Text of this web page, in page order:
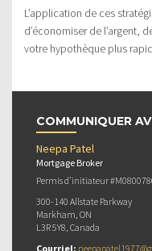
L’application de ces
d’économiser de l’argent,
votre hypothèque plus
COMMUNIQUER
Neepa Patel
Mortgage Broker
Permis d’initiateur
300-140 Allstate Parkway
Markham, ON
L3R 5Y8, Canada
Courriel: